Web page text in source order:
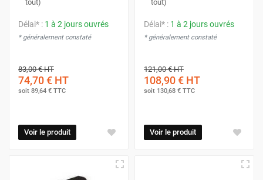
tout)
Délai* : 1 à 2 jours ouvrés
* généralement constaté
83,00 €HT
74,70 € HT
soit 89,64 € TTC
Voir le produit
tout)
Délai* : 1 à 2 jours ouvrés
* généralement constaté
121,00 €HT
108,90 € HT
soit 130,68 € TTC
Voir le produit